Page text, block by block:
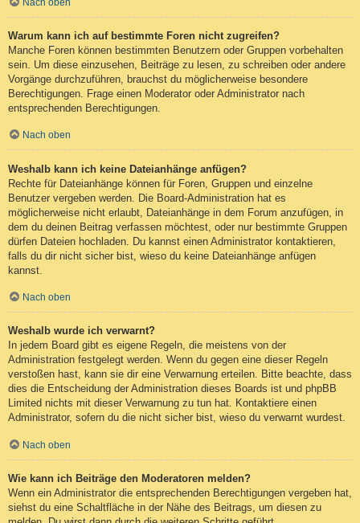
Warum kann ich auf bestimmte Foren nicht zugreifen?
Manche Foren können bestimmten Benutzern oder Gruppen vorbehalten
sein. Um diese einzusehen, Beiträge zu lesen, zu schreiben oder andere
Vorgänge durchzuführen, brauchst du möglicherweise besondere
Berechtigungen. Frage einen Moderator oder Administrator nach
entsprechenden Berechtigungen.
Nach oben
Weshalb kann ich keine Dateianhänge anfügen?
Rechte für Dateianhänge können für Foren, Gruppen und einzelne
Benutzer vergeben werden. Die Board-Administration hat es
möglicherweise nicht erlaubt, Dateianhänge in dem Forum anzufügen, in
dem du deinen Beitrag verfassen möchtest, oder nur bestimmte Gruppen
dürfen Dateien hochladen. Du kannst einen Administrator kontaktieren,
falls du dir nicht sicher bist, wieso du keine Dateianhänge anfügen
kannst.
Nach oben
Weshalb wurde ich verwarnt?
In jedem Board gibt es eigene Regeln, die meistens von der
Administration festgelegt werden. Wenn du gegen eine dieser Regeln
verstoßen hast, kann sie dir eine Verwarnung erteilen. Bitte beachte, dass
dies die Entscheidung der Administration dieses Boards ist und phpBB
Limited nichts mit dieser Verwarnung zu tun hat. Kontaktiere einen
Administrator, sofern du die nicht sicher bist, wieso du verwarnt wurdest.
Nach oben
Wie kann ich Beiträge den Moderatoren melden?
Wenn ein Administrator die entsprechenden Berechtigungen vergeben hat,
siehst du eine Schaltfläche in der Nähe des Beitrags, um diesen zu